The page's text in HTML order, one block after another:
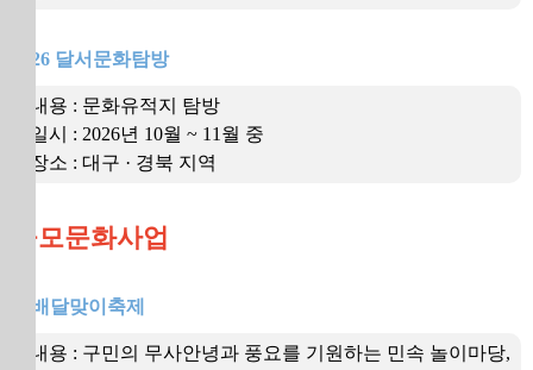
2026 달서문화탐방
내용 : 문화유적지 탐방
일시 : 2026년 10월 ~ 11월 중
장소 : 대구 · 경북 지역
공모문화사업
달배달맞이축제
내용 : 구민의 무사안녕과 풍요를 기원하는 민속 놀이마당,